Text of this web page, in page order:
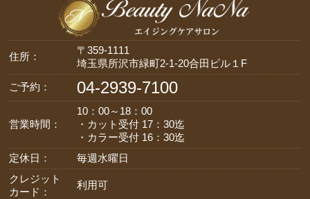
住所：
〒359-1111
埼玉県所沢市緑町2-1-20合田ビル１F
ご予約：
04-2939-7100
営業時間：
10：00～18：00
・カット受付 17：30迄
・カラー受付 16：30迄
定休日：
毎週水曜日
クレジット
カード：
利用可